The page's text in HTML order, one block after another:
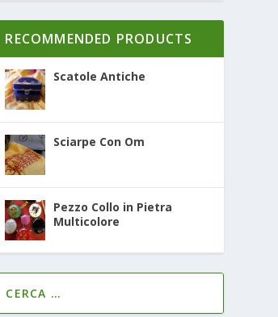
RECOMMENDED PRODUCTS
Scatole Antiche
Sciarpe Con Om
Pezzo Collo in Pietra
Multicolore